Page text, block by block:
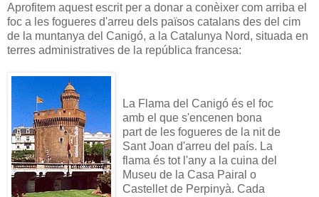
Aprofitem aquest escrit per a donar a conèixer com arriba el
foc a les fogueres d'arreu dels països catalans des del cim
de la muntanya del Canigó, a la Catalunya Nord, situada en
terres administratives de la república francesa:
La Flama del Canigó és el foc
amb el que s'encenen bona
part de les fogueres de la nit de
Sant Joan d'arreu del país. La
flama és tot l'any a la cuina del
Museu de la Casa Pairal o
Castellet de Perpinyà. Cada